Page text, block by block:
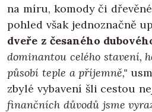
na míru, komody či
pohled však jednoznačně
dveře z česaného
dominantou celého stavení,
působí teple a příjemně,"
zbylé vybavení šli cestou
finančních důvodů jsme